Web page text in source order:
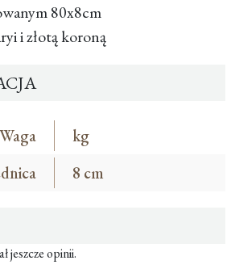
80x8cm
i złotą koroną
Waga
kg
8 cm
jeszcze opinii.